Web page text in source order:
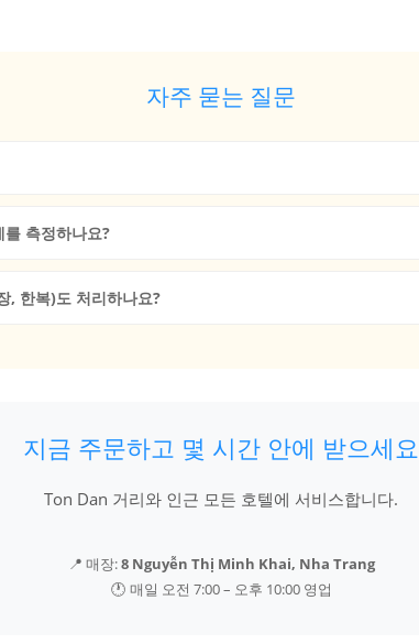
자주 묻는 질문
측정하나요?
, 한복)도 처리하나요?
지금 주문하고 몇 시간 안에 받으세요
Ton Dan 거리와 인근 모든 호텔에 서비스합니다.
📍 매장:8 Nguyễn Thị Minh Khai, Nha Trang
🕐 매일 오전 7:00 – 오후 10:00 영업